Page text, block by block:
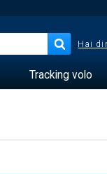
Hai
Tracking volo